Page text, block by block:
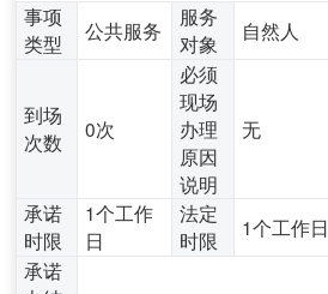
事项
类型
公共服务
服务
对象
自然人
到场
次数
0次
必须
现场
办理
原因
说明
无
承诺
时限
1个工作
日
法定
时限
1个工作日
承诺